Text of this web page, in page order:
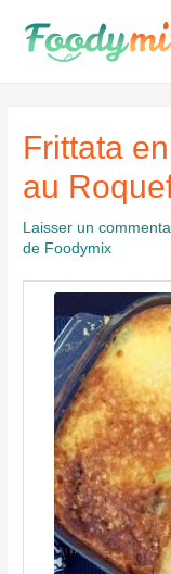
contenu
Frittata
au
Laisser un
de Foodymix